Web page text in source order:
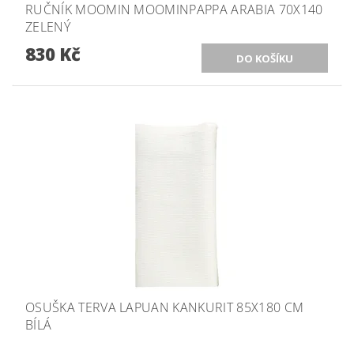
RUČNÍK MOOMIN MOOMINPAPPA ARABIA 70X140
ZELENÝ
830 Kč
OSUŠKA TERVA LAPUAN KANKURIT 85X180 CM
BÍLÁ